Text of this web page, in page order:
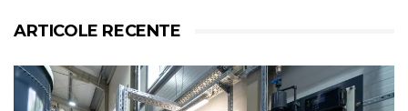
ARTICOLE RECENTE